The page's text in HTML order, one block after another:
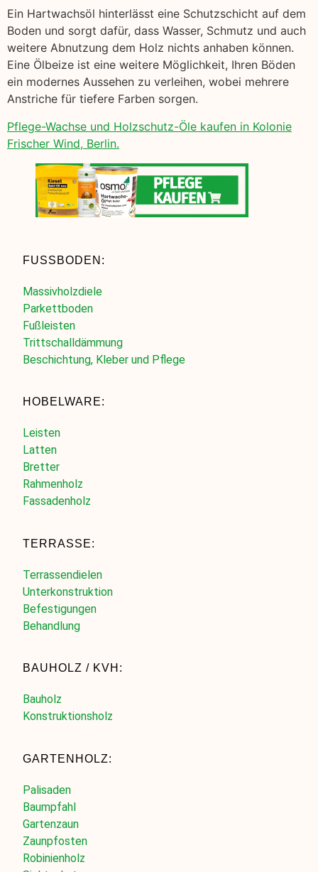
Ein Hartwachsöl hinterlässt eine Schutzschicht auf dem
Boden und sorgt dafür, dass Wasser, Schmutz und auch
weitere Abnutzung dem Holz nichts anhaben können.
Eine Ölbeize ist eine weitere Möglichkeit, Ihren Böden
ein modernes Aussehen zu verleihen, wobei mehrere
Anstriche für tiefere Farben sorgen.
Pflege-Wachse und Holzschutz-Öle kaufen in Kolonie
Frischer Wind, Berlin.
FUSSBODEN:
Massivholzdiele
Parkettboden
Fußleisten
Trittschalldämmung
Beschichtung, Kleber und Pflege
HOBELWARE:
Leisten
Latten
Bretter
Rahmenholz
Fassadenholz
TERRASSE:
Terrassendielen
Unterkonstruktion
Befestigungen
Behandlung
BAUHOLZ / KVH:
Bauholz
Konstruktionsholz
GARTENHOLZ:
Palisaden
Baumpfahl
Gartenzaun
Zaunpfosten
Robinienholz